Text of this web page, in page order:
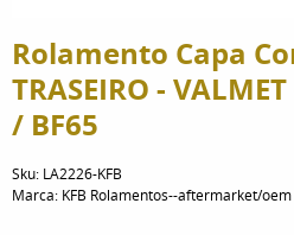
Rolamento Capa
TRASEIRO -
/ BF65
Sku: LA2226-KFB
Marca: KFB Rolamentos--aftermarket/oem